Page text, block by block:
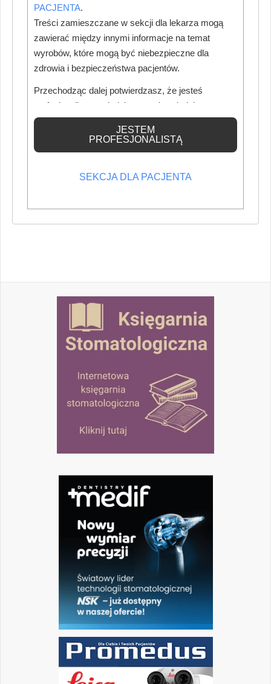
PACJENTA.
Treści zamieszczane w sekcji dla lekarza mogą
zawierać między innymi informacje na temat
wyrobów, które mogą być niebezpieczne dla
zdrowia i bezpieczeństwa pacjentów.
Przechodząc dalej potwierdzasz, że jesteś
profesjonalistą posiadającym odpowiednią
wiedzę medyczną.
JESTEM
PROFESJONALISTĄ
SEKCJA DLA PACJENTA